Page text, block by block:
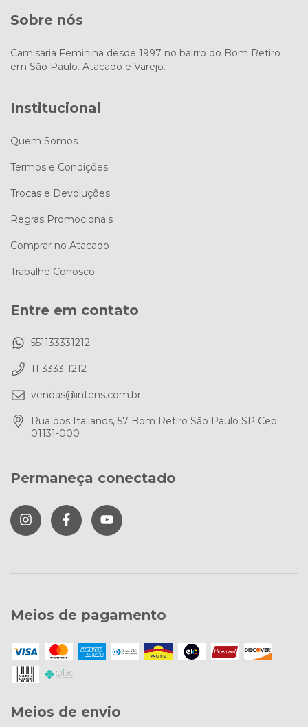
Sobre nós
Camisaria Feminina desde 1997 no bairro do Bom Retiro
em São Paulo. Atacado e Varejo.
Institucional
Quem Somos
Termos e Condições
Trocas e Devoluções
Regras Promocionais
Comprar no Atacado
Trabalhe Conosco
Entre em contato
551133331212
11 3333-1212
vendas@intens.com.br
Rua dos Italianos, 57 Bom Retiro São Paulo SP Cep:
01131-000
Permaneça conectado
Meios de pagamento
Meios de envio